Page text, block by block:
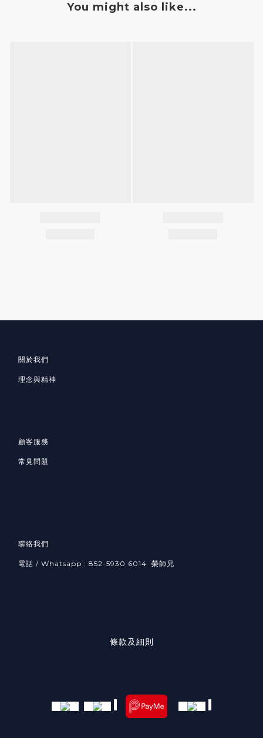
You might also like...
關於我們
理念與精神
顧客服務
常見問題
聯絡我們
電話 / Whatsapp : 852-5930 6014 榮師兄
條款及細則